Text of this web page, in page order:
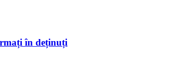
în deținuți